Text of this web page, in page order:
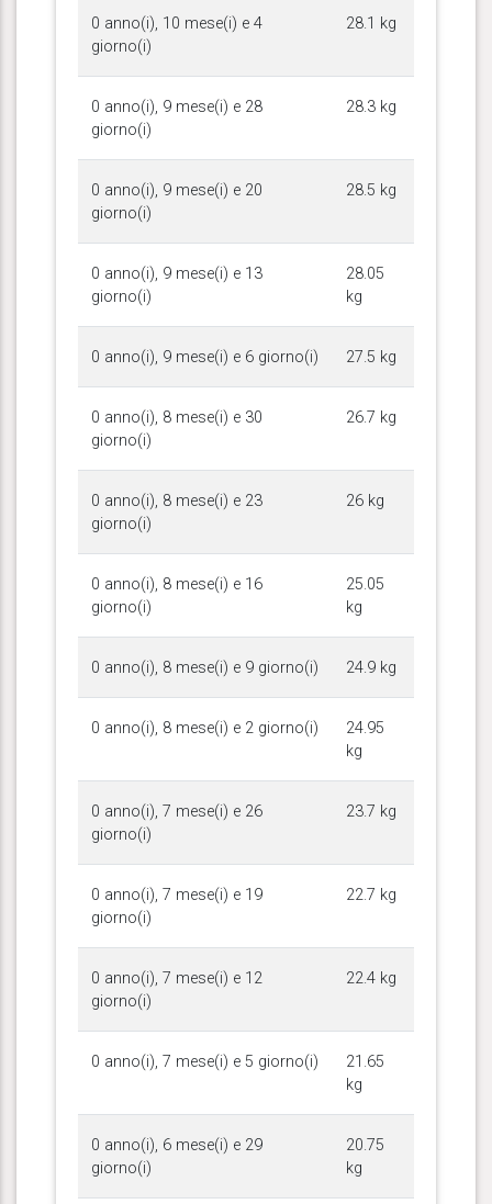
0 anno(i), 10 mese(i) e 4
giorno(i)
28.1 kg
0 anno(i), 9 mese(i) e 28
giorno(i)
28.3 kg
0 anno(i), 9 mese(i) e 20
giorno(i)
28.5 kg
0 anno(i), 9 mese(i) e 13
giorno(i)
28.05
kg
0 anno(i), 9 mese(i) e 6 giorno(i) 27.5 kg
0 anno(i), 8 mese(i) e 30
giorno(i)
26.7 kg
0 anno(i), 8 mese(i) e 23
giorno(i)
26 kg
0 anno(i), 8 mese(i) e 16
giorno(i)
25.05
kg
0 anno(i), 8 mese(i) e 9 giorno(i) 24.9 kg
0 anno(i), 8 mese(i) e 2 giorno(i)
24.95
kg
0 anno(i), 7 mese(i) e 26
giorno(i)
23.7 kg
0 anno(i), 7 mese(i) e 19
giorno(i)
22.7 kg
0 anno(i), 7 mese(i) e 12
giorno(i)
22.4 kg
0 anno(i), 7 mese(i) e 5 giorno(i)
21.65
kg
0 anno(i), 6 mese(i) e 29
giorno(i)
20.75
kg